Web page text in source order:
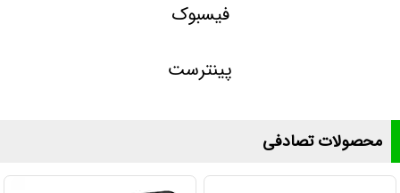
فیسبوک
پینترست
محصولات تصادفی